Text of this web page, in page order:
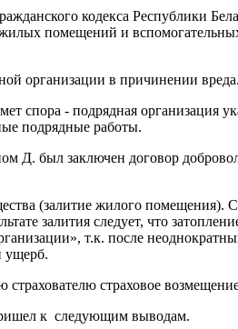
кодекса Республики
помещений и
организации в причинении вреда.
спора - подрядная организация
подрядные работы.
Д. был заключен договор
(залитие жилого помещения).
залития следует, что
т.к. после
ущерб.
страховое
к следующим выводам.